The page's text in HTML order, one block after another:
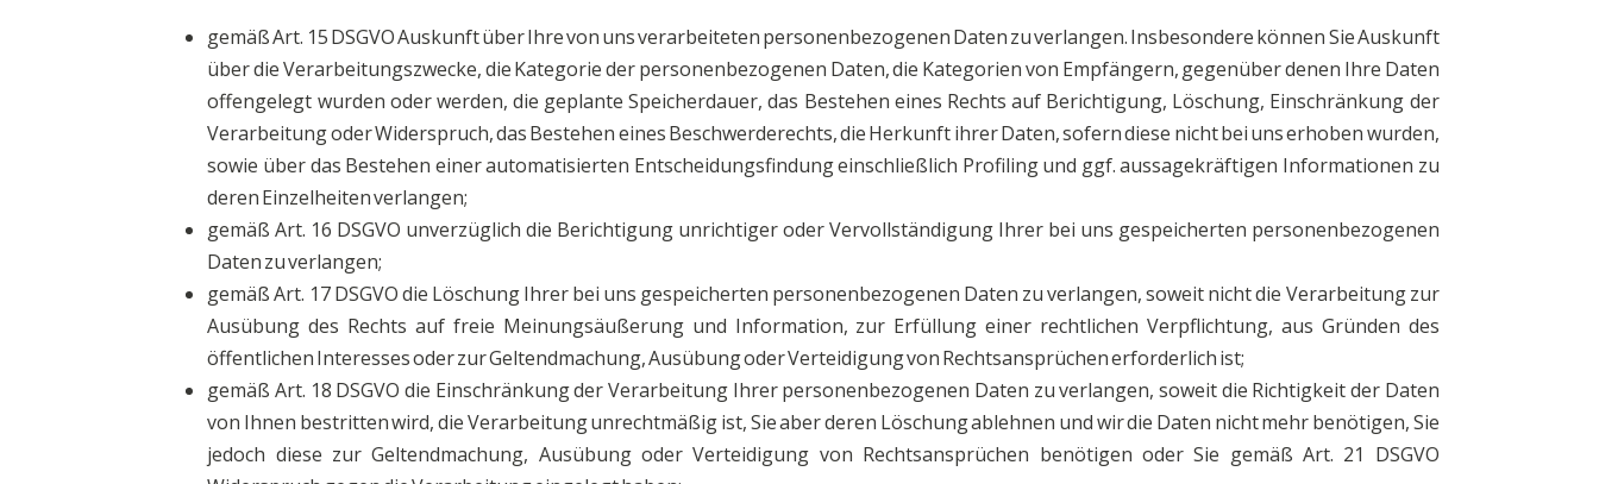
gemäß Art. 15 DSGVO Auskunft über Ihre von uns verarbeiteten personenbezogenen Daten zu verlangen. Insbesondere können Sie Auskunft
über die Verarbeitungszwecke, die Kategorie der personenbezogenen Daten, die Kategorien von Empfängern, gegenüber denen Ihre Daten
offengelegt wurden oder werden, die geplante Speicherdauer, das Bestehen eines Rechts auf Berichtigung, Löschung, Einschränkung der
Verarbeitung oder Widerspruch, das Bestehen eines Beschwerderechts, die Herkunft ihrer Daten, sofern diese nicht bei uns erhoben wurden,
sowie über das Bestehen einer automatisierten Entscheidungsfindung einschließlich Profiling und ggf. aussagekräftigen Informationen zu
deren Einzelheiten verlangen;
gemäß Art. 16 DSGVO unverzüglich die Berichtigung unrichtiger oder Vervollständigung Ihrer bei uns gespeicherten personenbezogenen
Daten zu verlangen;
gemäß Art. 17 DSGVO die Löschung Ihrer bei uns gespeicherten personenbezogenen Daten zu verlangen, soweit nicht die Verarbeitung zur
Ausübung des Rechts auf freie Meinungsäußerung und Information, zur Erfüllung einer rechtlichen Verpflichtung, aus Gründen des
öffentlichen Interesses oder zur Geltendmachung, Ausübung oder Verteidigung von Rechtsansprüchen erforderlich ist;
gemäß Art. 18 DSGVO die Einschränkung der Verarbeitung Ihrer personenbezogenen Daten zu verlangen, soweit die Richtigkeit der Daten
von Ihnen bestritten wird, die Verarbeitung unrechtmäßig ist, Sie aber deren Löschung ablehnen und wir die Daten nicht mehr benötigen, Sie
jedoch diese zur Geltendmachung, Ausübung oder Verteidigung von Rechtsansprüchen benötigen oder Sie gemäß Art. 21 DSGVO